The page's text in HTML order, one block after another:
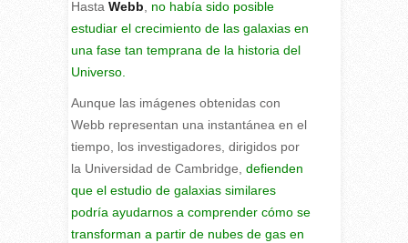
Hasta Webb
no había sido posible
estudiar el crecimiento de las galaxias en
una fase tan temprana de la historia del
Universo.
Aunque las imágenes obtenidas con
Webb representan una instantánea en el
tiempo, los investigadores, dirigidos por
la Universidad de Cambridge, defienden
que el estudio de galaxias similares
podría ayudarnos a comprender cómo se
transforman a partir de nubes de gas en